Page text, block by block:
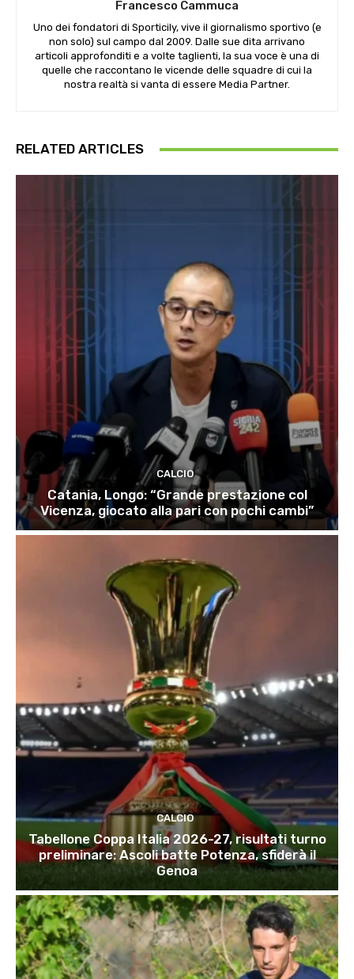
Francesco Cammuca
Uno dei fondatori di Sporticily, vive il giornalismo sportivo (e
non solo) sul campo dal 2009. Dalle sue dita arrivano
articoli approfonditi e a volte taglienti, la sua voce è una di
quelle che raccontano le vicende delle squadre di cui la
nostra realtà si vanta di essere Media Partner.
RELATED ARTICLES
CALCIO
Catania, Longo: “Grande prestazione col
Vicenza, giocato alla pari con pochi cambi”
CALCIO
Tabellone Coppa Italia 2026-27, risultati turno
preliminare: Ascoli batte Potenza, sfiderà il
Genoa